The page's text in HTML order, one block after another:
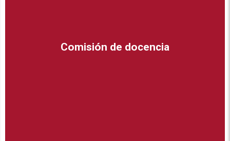
Comisión de docencia